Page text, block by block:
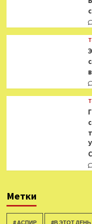
Метки
# АСПИР #В ЭТОТ